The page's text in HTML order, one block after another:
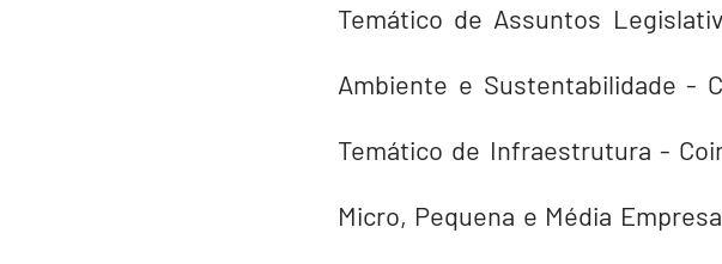
Temático de Assuntos
Ambiente e Sustentabilidade -
Temático de Infraestrutura -
Micro, Pequena e Média